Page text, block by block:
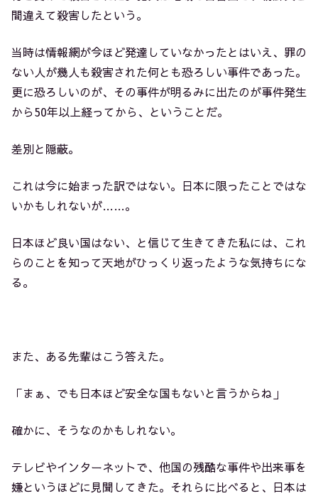
間違えて殺害したという。
当時は情報網が今ほど発達していなかったとはいえ、罪の
ない人が幾人も殺害された何とも恐ろしい事件であった。
更に恐ろしいのが、その事件が明るみに出たのが事件発生
から50年以上経ってから、ということだ。
差別と隠蔽。
これは今に始まった訳ではない。日本に限ったことではな
いかもしれないが……。
日本ほど良い国はない、と信じて生きてきた私には、これ
らのことを知って天地がひっくり返ったような気持ちにな
る。
また、ある先輩はこう答えた。
「まぁ、でも日本ほど安全な国もないと言うからね」
確かに、そうなのかもしれない。
テレビやインターネットで、他国の残酷な事件や出来事を
嫌というほどに見聞してきた。それらに比べると、日本は